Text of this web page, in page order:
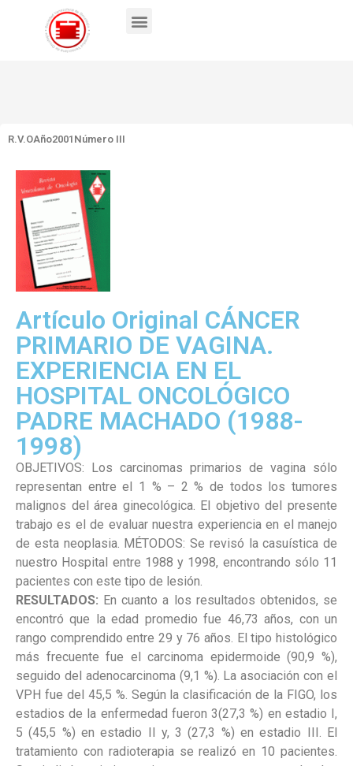
R.V.OAño2001 Número III
Artículo Original CÁNCER
PRIMARIO DE VAGINA.
EXPERIENCIA EN EL
HOSPITAL ONCOLÓGICO
PADRE MACHADO (1988-
1998)
OBJETIVOS: Los carcinomas primarios de vagina sólo
representan entre el 1 % – 2 % de todos los tumores
malignos del área ginecológica. El objetivo del presente
trabajo es el de evaluar nuestra experiencia en el manejo
de esta neoplasia. MÉTODOS: Se revisó la casuística de
nuestro Hospital entre 1988 y 1998, encontrando sólo 11
pacientes con este tipo de lesión.
RESULTADOS: En cuanto a los resultados obtenidos, se
encontró que la edad promedio fue 46,73 años, con un
rango comprendido entre 29 y 76 años. El tipo histológico
más frecuente fue el carcinoma epidermoide (90,9 %),
seguido del adenocarcinoma (9,1 %). La asociación con el
VPH fue del 45,5 %. Según la clasificación de la FIGO, los
estadios de la enfermedad fueron 3(27,3 %) en estadio I,
5 (45,5 %) en estadio II y, 3 (27,3 %) en estadio III. El
tratamiento con radioterapia se realizó en 10 pacientes.